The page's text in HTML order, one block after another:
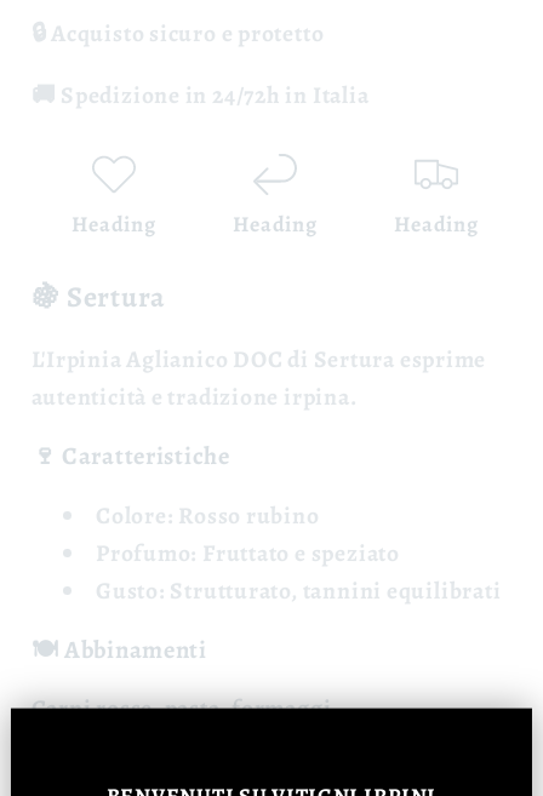
🔒 Acquisto sicuro e protetto
🚚 Spedizione in 24/72h in Italia
Heading Heading Heading
🍇 Sertura
L'Irpinia Aglianico DOC di Sertura esprime
autenticità e tradizione irpina.
🍷 Caratteristiche
Colore: Rosso rubino
Profumo: Fruttato e speziato
Gusto: Strutturato, tannini equilibrati
🍽️ Abbinamenti
Carni rosse, pasta, formaggi.